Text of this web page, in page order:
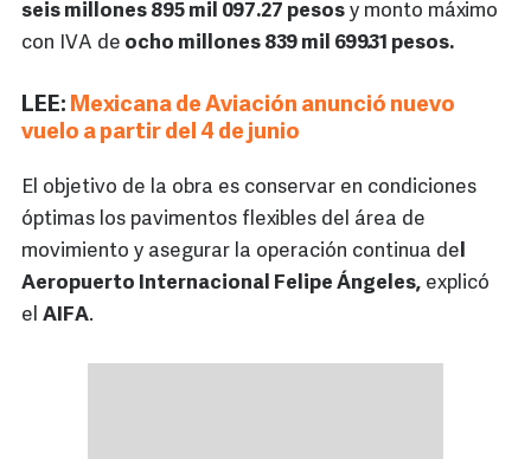
seis millones 895 mil 097.27 pesos y monto máximo
con IVA de ocho millones 839 mil 699.31 pesos.
LEE: Mexicana de Aviación anunció nuevo
vuelo a partir del 4 de junio
El objetivo de la obra es conservar en condiciones
óptimas los pavimentos flexibles del área de
movimiento y asegurar la operación continua del
Aeropuerto Internacional Felipe Ángeles, explicó
el AIFA.